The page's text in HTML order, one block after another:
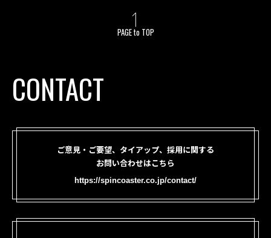
PAGE to TOP
CONTACT
ご意見・ご要望、タイアップ、採用に関する
お問い合わせはこちら
https://spincoaster.co.jp/contact/